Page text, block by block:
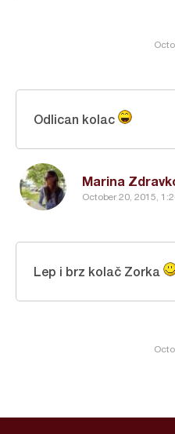
Marina
October 20, 2015,
Odlican kolac
Lep i brz kolač Zorka